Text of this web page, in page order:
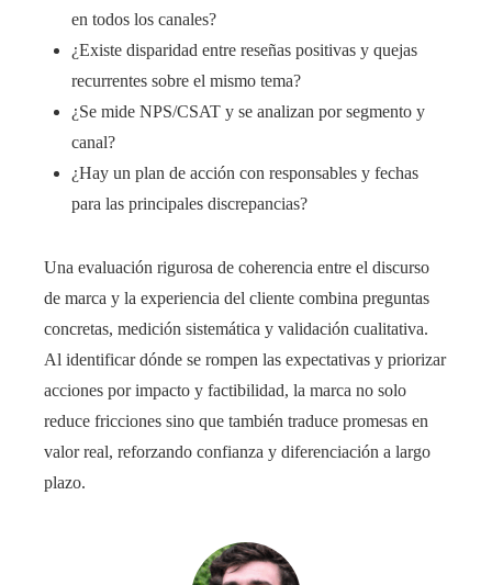
en todos los canales?
¿Existe disparidad entre reseñas positivas y quejas
recurrentes sobre el mismo tema?
¿Se mide NPS/CSAT y se analizan por segmento y
canal?
¿Hay un plan de acción con responsables y fechas
para las principales discrepancias?
Una evaluación rigurosa de coherencia entre el discurso
de marca y la experiencia del cliente combina preguntas
concretas, medición sistemática y validación cualitativa.
Al identificar dónde se rompen las expectativas y priorizar
acciones por impacto y factibilidad, la marca no solo
reduce fricciones sino que también traduce promesas en
valor real, reforzando confianza y diferenciación a largo
plazo.